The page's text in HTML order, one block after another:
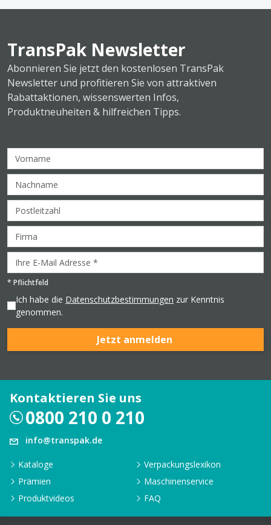
TransPak Newsletter
Abonnieren Sie jetzt den kostenlosen TransPak
Newsletter und profitieren Sie von attraktiven
Rabattaktionen, wissenswerten Infos,
Produktneuheiten & hilfreichen Tipps.
* Pflichtfeld
Ich habe die Datenschutzbestimmungen zur Kenntnis
genommen.
Jetzt anmelden
Kontaktieren Sie uns
0800 210 0 210
info@transpak.de
Kataloge
Verpackungslexikon
Prämien
Maschinenservice
Produktvideos
FAQ